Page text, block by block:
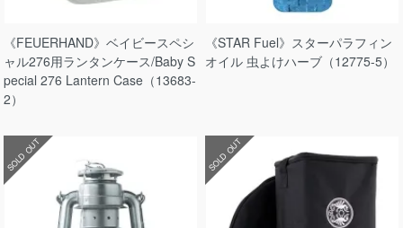
《FEUERHAND》ベイビースペシ
ャル276用ランタンケース/Baby S
pecial 276 Lantern Case（13683-
2）
《STAR Fuel》スターパラフィン
オイル 虫よけハーブ（12775-5）
SOLD OUT SOLD OUT